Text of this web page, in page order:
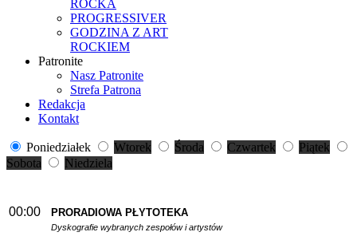
ROCKA
PROGRESSIVER
GODZINA Z ART
ROCKIEM
Patronite
Nasz Patronite
Strefa Patrona
Redakcja
Kontakt
Poniedziałek Wtorek Środa Czwartek
Piątek
Sobota
Niedziela
00:00 PRORADIOWA PŁYTOTEKA
Dyskografie wybranych zespołów i artystów